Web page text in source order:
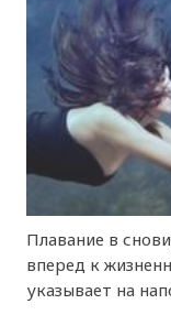
Плавание в
вперед к
указывает на